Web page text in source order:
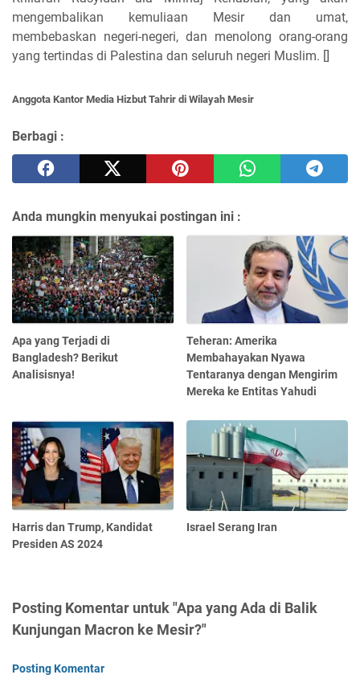
mengembalikan kemuliaan Mesir dan umat,
membebaskan negeri-negeri, dan menolong orang-orang
yang tertindas di Palestina dan seluruh negeri Muslim. []
Anggota Kantor Media Hizbut Tahrir di Wilayah Mesir
Berbagi :
Anda mungkin menyukai postingan ini :
Apa yang Terjadi di
Bangladesh? Berikut
Analisisnya!
Teheran: Amerika
Membahayakan Nyawa
Tentaranya dengan Mengirim
Mereka ke Entitas Yahudi
Harris dan Trump, Kandidat
Presiden AS 2024
Israel Serang Iran
Posting Komentar untuk "Apa yang Ada di Balik
Kunjungan Macron ke Mesir?"
Posting Komentar